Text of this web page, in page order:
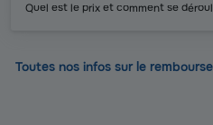
Quel est le prix et comment se
Toutes nos infos sur le